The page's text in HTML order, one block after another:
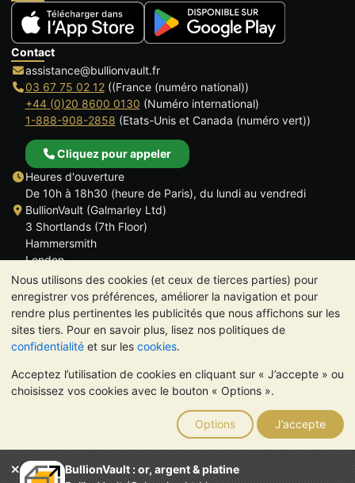
Nous utilisons des cookies (et ceux de tierces parties) pour
enregistrer vos préférences, améliorer la navigation et pour
rendre plus pertinentes les publicités que nous affichons sur les
sites tiers. Pour en savoir plus, lisez nos politiques de
confidentialité et sur les cookies.
Acceptez l’utilisation de cookies en cliquant sur « J’accepte » ou
choisissez vos cookies avec le bouton « Options ».
Options J’accepte
BullionVault : or, argent & platine
Contact
assistance@bullionvault.fr
03 67 75 02 12((France (numéro national))
+44 (0)20 8600 0130 (Numéro international)
1-888-908-2858 (Etats-Unis et Canada (numéro vert))
Cliquez pour appeler
Heures d'ouverture
De 10h à 18h30 (heure de Paris), du lundi au vendredi
BullionVault (Galmarley Ltd)
3 Shortlands (7th Floor)
Hammersmith
London
W6 8DA
ROYAUME UNI
TrustScore 4.6 | 534 avis
VEUILLEZ NOTER: La valeur des métaux précieux peut aussi
bien baisser qu'augmenter. Les tendances historiques ne
garantissent pas l'évolution future des cours. Rien sur les sites
Internet de BullionVault ou dans ses communications ne
constitue un conseil en investissement. Demander l'avis d'un
professionnel est à envisager pour déterminer si la possession